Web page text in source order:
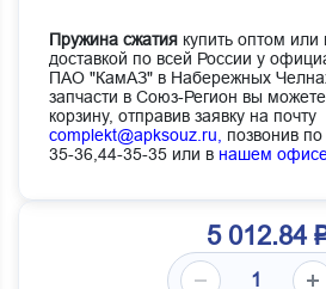
Пружина сжатия купить оптом или
доставкой по всей России у
ПАО "КамАЗ" в Набережных
запчасти в Союз-Регион вы
корзину, отправив заявку на почту
complekt@apksouz.ru,
позвонив
35-36,44-35-35 или в нашем
5 012.84